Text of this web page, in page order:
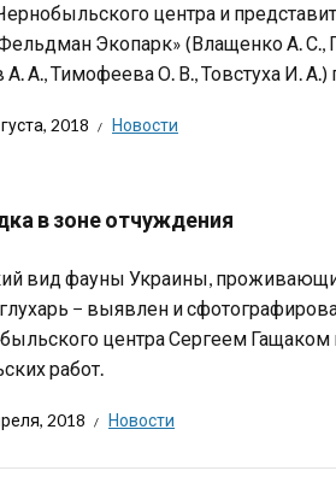
центра и
Экопарк» (Влащенко А. С.,
А., Тимофеева О. В., Товстуха И. А.)
2018 Новости
в зоне отчуждения
вид фауны Украины,
− выявлен и
центра Сергеем Гащаком
работ.
2018 Новости